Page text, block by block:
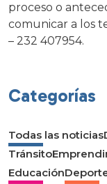
proceso o
comunicar a los
– 232 407954.
Categorías
Todas las noticias
Tránsito
Educación